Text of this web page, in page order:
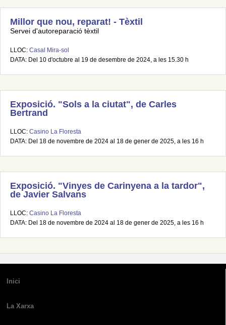
Millor que nou, reparat! - Tèxtil
Servei d'autoreparació tèxtil
LLOC: Casal Mira-sol
DATA: Del 10 d'octubre al 19 de desembre de 2024, a les 15.30 h
Exposició. "Sols a la ciutat", de Carles
Bertrand
LLOC: Casino La Floresta
DATA: Del 18 de novembre de 2024 al 18 de gener de 2025, a les 16 h
Exposició. "Vinyes de Carinyena a la tardor",
de Javier Salvans
LLOC: Casino La Floresta
DATA: Del 18 de novembre de 2024 al 18 de gener de 2025, a les 16 h
Inici
La Xarxa